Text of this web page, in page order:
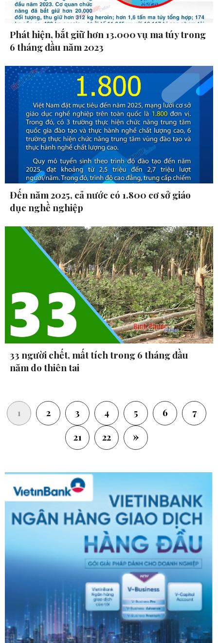
Phát hiện, bắt giữ hơn 13.000 vụ ma túy trong
6 tháng đầu năm 2023
Đến năm 2025, cả nước có 1.800 cơ sở giáo
dục nghề nghiệp
33 người chết, mất tích trong 6 tháng đầu
năm do thiên tai
1 (current)
2 3 4 5 6
7
21
22 »